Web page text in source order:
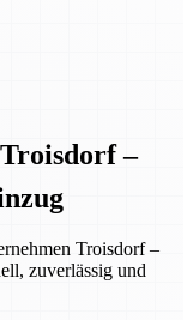
–
Troisdorf –
zuverlässig und